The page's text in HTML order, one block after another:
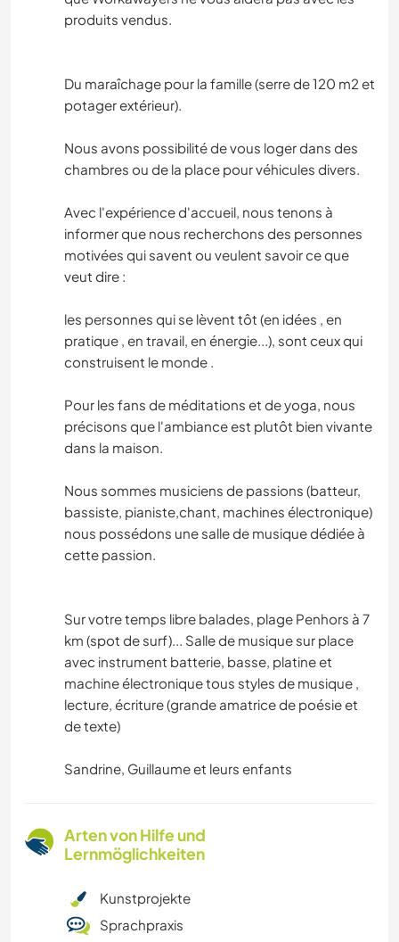
produits vendus.
Du maraîchage pour la famille (serre de 120 m2 et
potager extérieur).
Nous avons possibilité de vous loger dans des
chambres ou de la place pour véhicules divers.
Avec l'expérience d'accueil, nous tenons à
informer que nous recherchons des personnes
motivées qui savent ou veulent savoir ce que
veut dire :
les personnes qui se lèvent tôt (en idées , en
pratique , en travail, en énergie...), sont ceux qui
construisent le monde .
Pour les fans de méditations et de yoga, nous
précisons que l'ambiance est plutôt bien vivante
dans la maison.
Nous sommes musiciens de passions (batteur,
bassiste, pianiste,chant, machines électronique)
nous possédons une salle de musique dédiée à
cette passion.
Sur votre temps libre balades, plage Penhors à 7
km (spot de surf)... Salle de musique sur place
avec instrument batterie, basse, platine et
machine électronique tous styles de musique ,
lecture, écriture (grande amatrice de poésie et
de texte)
Sandrine, Guillaume et leurs enfants
Arten von Hilfe und
Lernmöglichkeiten
Kunstprojekte
Sprachpraxis